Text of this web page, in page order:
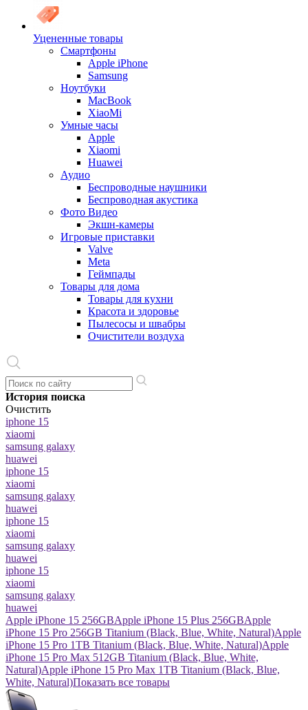
Уцененные товары
Cмартфоны
Apple iPhone
Samsung
Ноутбуки
MacBook
XiaoMi
Умные часы
Apple
Xiaomi
Huawei
Аудио
Беспроводные наушники
Беспроводная акустика
Фото Видео
Экшн-камеры
Игровые приставки
Valve
Meta
Геймпады
Товары для дома
Товары для кухни
Красота и здоровье
Пылесосы и швабры
Очистители воздуха
История поиска
Очистить
iphone 15
xiaomi
samsung galaxy
huawei
iphone 15
xiaomi
samsung galaxy
huawei
iphone 15
xiaomi
samsung galaxy
huawei
iphone 15
xiaomi
samsung galaxy
huawei
Apple iPhone 15 256GBApple iPhone 15 Plus 256GBApple
iPhone 15 Pro 256GB Titanium (Black, Blue, White, Natural)Apple
iPhone 15 Pro 1TB Titanium (Black, Blue, White, Natural)Apple
iPhone 15 Pro Max 512GB Titanium (Black, Blue, White,
Natural)Apple iPhone 15 Pro Max 1TB Titanium (Black, Blue,
White, Natural)Показать все товары